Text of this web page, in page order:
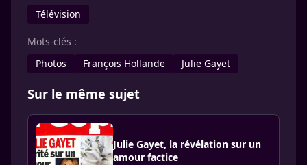
Télévision
Mots-clés :
Photos
François Hollande Julie Gayet
Sur le même sujet
Julie Gayet, la révélation sur un
amour factice